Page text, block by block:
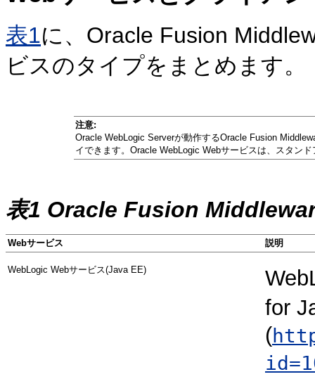
表1に、Oracle Fusion
ビスのタイプをまとめます。
注意:
Oracle WebLogic Serverが動作するOracle Fusion
イできます。Oracle WebLogic Webサービスは、スタン
表1 Oracle Fusion
Webサービス 説明
WebLogic Webサービス(Java EE)
for
(